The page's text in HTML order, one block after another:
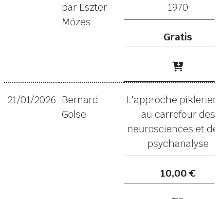
par Eszter
Mózes
1970
Gratis
21/01/2026 Bernard
Golse
L'approche
au carrefour des
neurosciences et
psychanalyse
10,00 €